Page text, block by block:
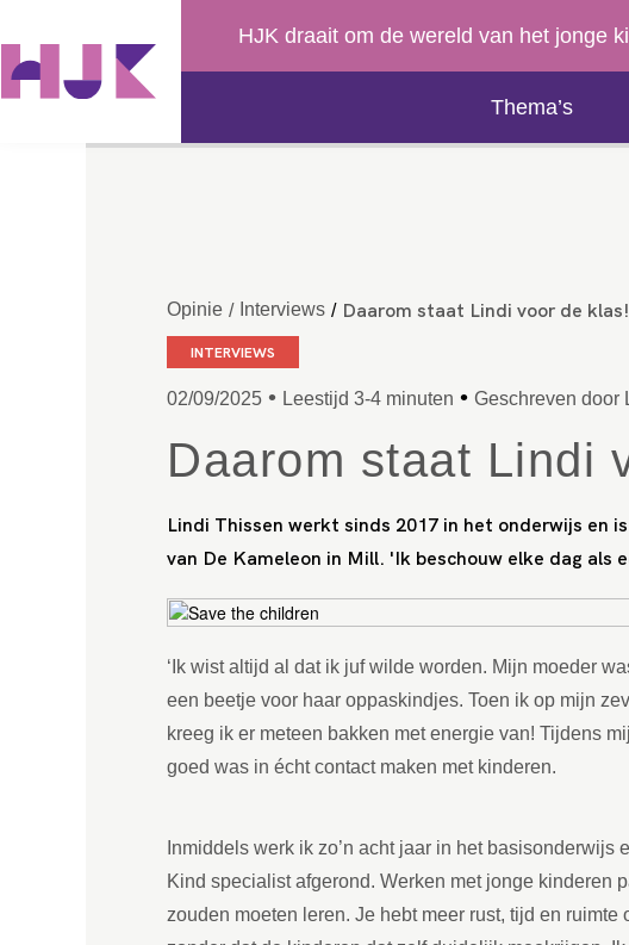
HJK draait om de wereld van het jonge
Thema’s
Opinie / Interviews / Daarom staat Lindi voor de klas!
INTERVIEWS
02/09/2025 • Leestijd 3-4 minuten • Geschreven door
Daarom staat Lindi
Lindi Thissen werkt sinds 2017 in het onderwijs en
van De Kameleon in Mill. 'Ik beschouw elke dag als
‘Ik wist altijd al dat ik juf wilde worden. Mijn moeder
een beetje voor haar oppaskindjes. Toen ik op mijn
kreeg ik er meteen bakken met energie van! Tijdens
goed was in écht contact maken met kinderen.
Inmiddels werk ik zo’n acht jaar in het basisonderwijs
Kind specialist afgerond. Werken met jonge kinderen
zouden moeten leren. Je hebt meer rust, tijd en ruimte